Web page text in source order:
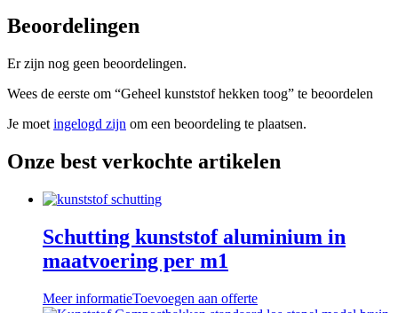
Beoordelingen
Er zijn nog geen beoordelingen.
Wees de eerste om “Geheel kunststof hekken toog” te beoordelen
Je moet ingelogd zijn om een beoordeling te plaatsen.
Onze best verkochte artikelen
Schutting kunststof aluminium in
maatvoering per m1
Meer informatieToevoegen aan offerte